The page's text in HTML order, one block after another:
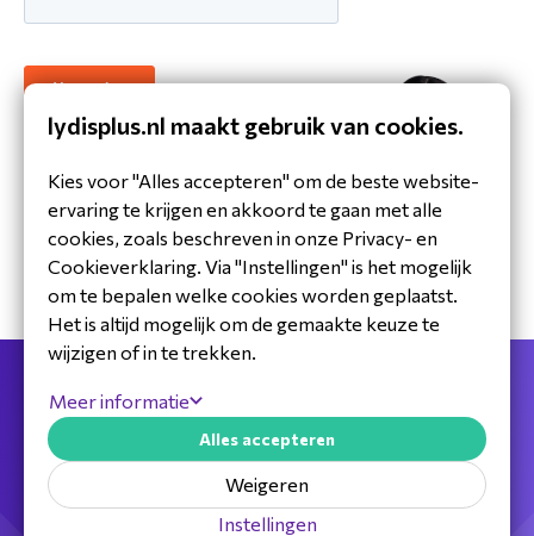
30 jaar ervaring in de branche
Toegewijd Nederlands service- en
ondersteuningsteam
Specialistische distributeur
Jouw full service distributeur voor alle
telecom,
audiovisuele en beveiligingsoplossingen.
Partner worden >
lydisplus.nl maakt gebruik van cookies.
Kies voor "Alles accepteren" om de beste website-
ervaring te krijgen en akkoord te gaan met alle
cookies, zoals beschreven in onze Privacy- en
Cookieverklaring. Via "Instellingen" is het mogelijk
om te bepalen welke cookies worden geplaatst.
Het is altijd mogelijk om de gemaakte keuze te
wijzigen of in te trekken.
Meer informatie
Instellingen
Weigeren
Alles accepteren